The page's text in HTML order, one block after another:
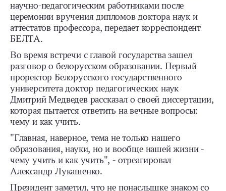
научно-педагогическим работниками после
церемонии вручения дипломов доктора наук и
аттестатов профессора, передает корреспондент
БЕЛТА.
Во время встречи с главой государства зашел
разговор о белорусском образовании. Первый
проректор Белорусского государственного
университета доктор педагогических наук
Дмитрий Медведев рассказал о своей диссертации,
которая пытается ответить на вечные вопросы:
чему и как учить.
"Главная, наверное, тема не только нашего
образования, науки, но и вообще нашей жизни -
чему учить и как учить", - отреагировал
Александр Лукашенко.
Президент заметил, что не понаслышке знаком со